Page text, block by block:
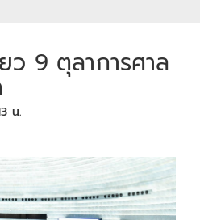
ว 9 ตุลาการศาล
น.